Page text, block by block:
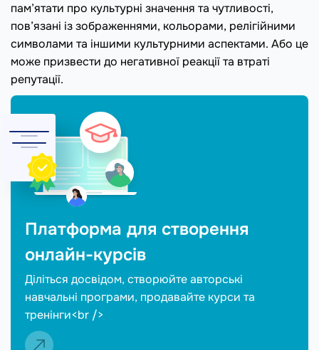
пам’ятати про культурні значення та чутливості,
пов’язані із зображеннями, кольорами, релігійними
символами та іншими культурними аспектами. Або це
може призвести до негативної реакції та втраті
репутації.
Платформа для створення
онлайн-курсів
Діліться досвідом, створюйте авторські
навчальні програми, продавайте курси та
тренінги<br />